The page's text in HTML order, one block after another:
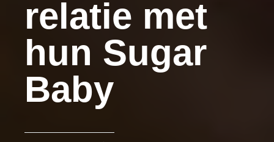
relatie met
hun Sugar
Baby